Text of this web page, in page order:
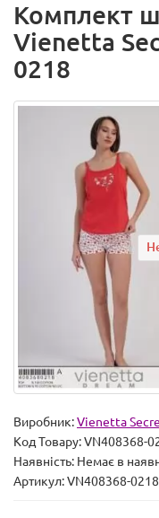
Комплект
Vienetta
0218
Виробник:Vienetta
Код Товару:VN408368-
Наявність: Немає в
Артикул: VN408368-